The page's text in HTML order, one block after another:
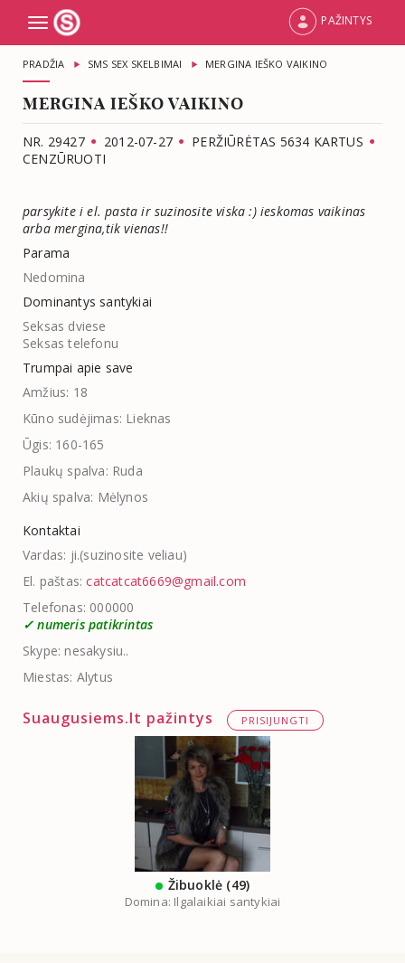
Toggle
navigation
PAŽINTYS
PRADŽIA SMS SEX SKELBIMAI MERGINA IEŠKO VAIKINO
MERGINA IEŠKO VAIKINO
NR. 29427 2012-07-27
PERŽIŪRĖTAS 5634 KARTUS
CENZŪRUOTI
parsykite i el. pasta ir suzinosite viska :) ieskomas vaikinas
arba mergina,tik vienas!!
Parama
Nedomina
Dominantys santykiai
Seksas dviese
Seksas telefonu
Trumpai apie save
Amžius: 18
Kūno sudėjimas: Lieknas
Ūgis: 160-165
Plaukų spalva: Ruda
Akių spalva: Mėlynos
Kontaktai
Vardas: ji.(suzinosite veliau)
El. paštas:catcatcat6669@gmail.com
Telefonas: 000000
✓ numeris patikrintas
Skype: nesakysiu..
Miestas: Alytus
Suaugusiems.lt pažintys PRISIJUNGTI
Žibuoklė (49)
Domina: Ilgalaikiai santykiai